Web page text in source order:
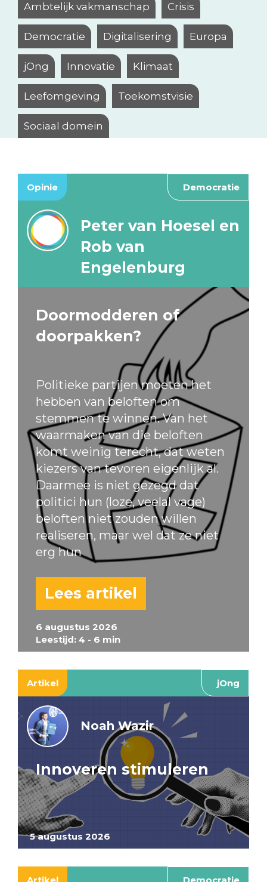
Ambtelijk vakmanschap Crisis
Democratie Digitalisering Europa
jOng Innovatie Klimaat
Leefomgeving Toekomstvisie
Sociaal domein
Opinie Democratie
6 augustus 2026
Leestijd: 4 - 6 min
Peter van Hoesel en
Rob van
Engelenburg
Doormodderen of
doorpakken?
Politieke partijen moeten het
hebben van beloften om
stemmen te winnen. Van het
waarmaken van die beloften
komt weinig terecht, dat weten
kiezers van tevoren eigenlijk al.
Daarmee is niet gezegd dat
politici hun (loze, veelal vage)
beloften niet zouden willen
realiseren, maar wel dat ze niet
erg hun
Lees artikel
Artikel jOng
5 augustus 2026
Noah Wazir
Innoveren stimuleren